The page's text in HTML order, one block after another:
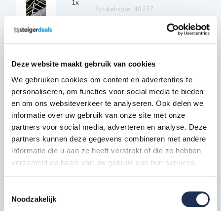
Deze website maakt gebruik van cookies
We gebruiken cookies om content en advertenties te
personaliseren, om functies voor social media te bieden
en om ons websiteverkeer te analyseren. Ook delen we
informatie over uw gebruik van onze site met onze
partners voor social media, adverteren en analyse. Deze
partners kunnen deze gegevens combineren met andere
informatie die u aan ze heeft verstrekt of die ze hebben
verzameld op basis van uw gebruik van hun services.
Noodzakelijk
1x
Artikelcode: 40227
2x
4x
Wiel rubber + stalen spindel 20
cm
Artikelcode: 40204
8x
Borgclip
Artikelcode: 30342
*De weergegeven afbeelding dient als impressie en kan in
samenstelling afwijken van het artikel.
Extra informatie